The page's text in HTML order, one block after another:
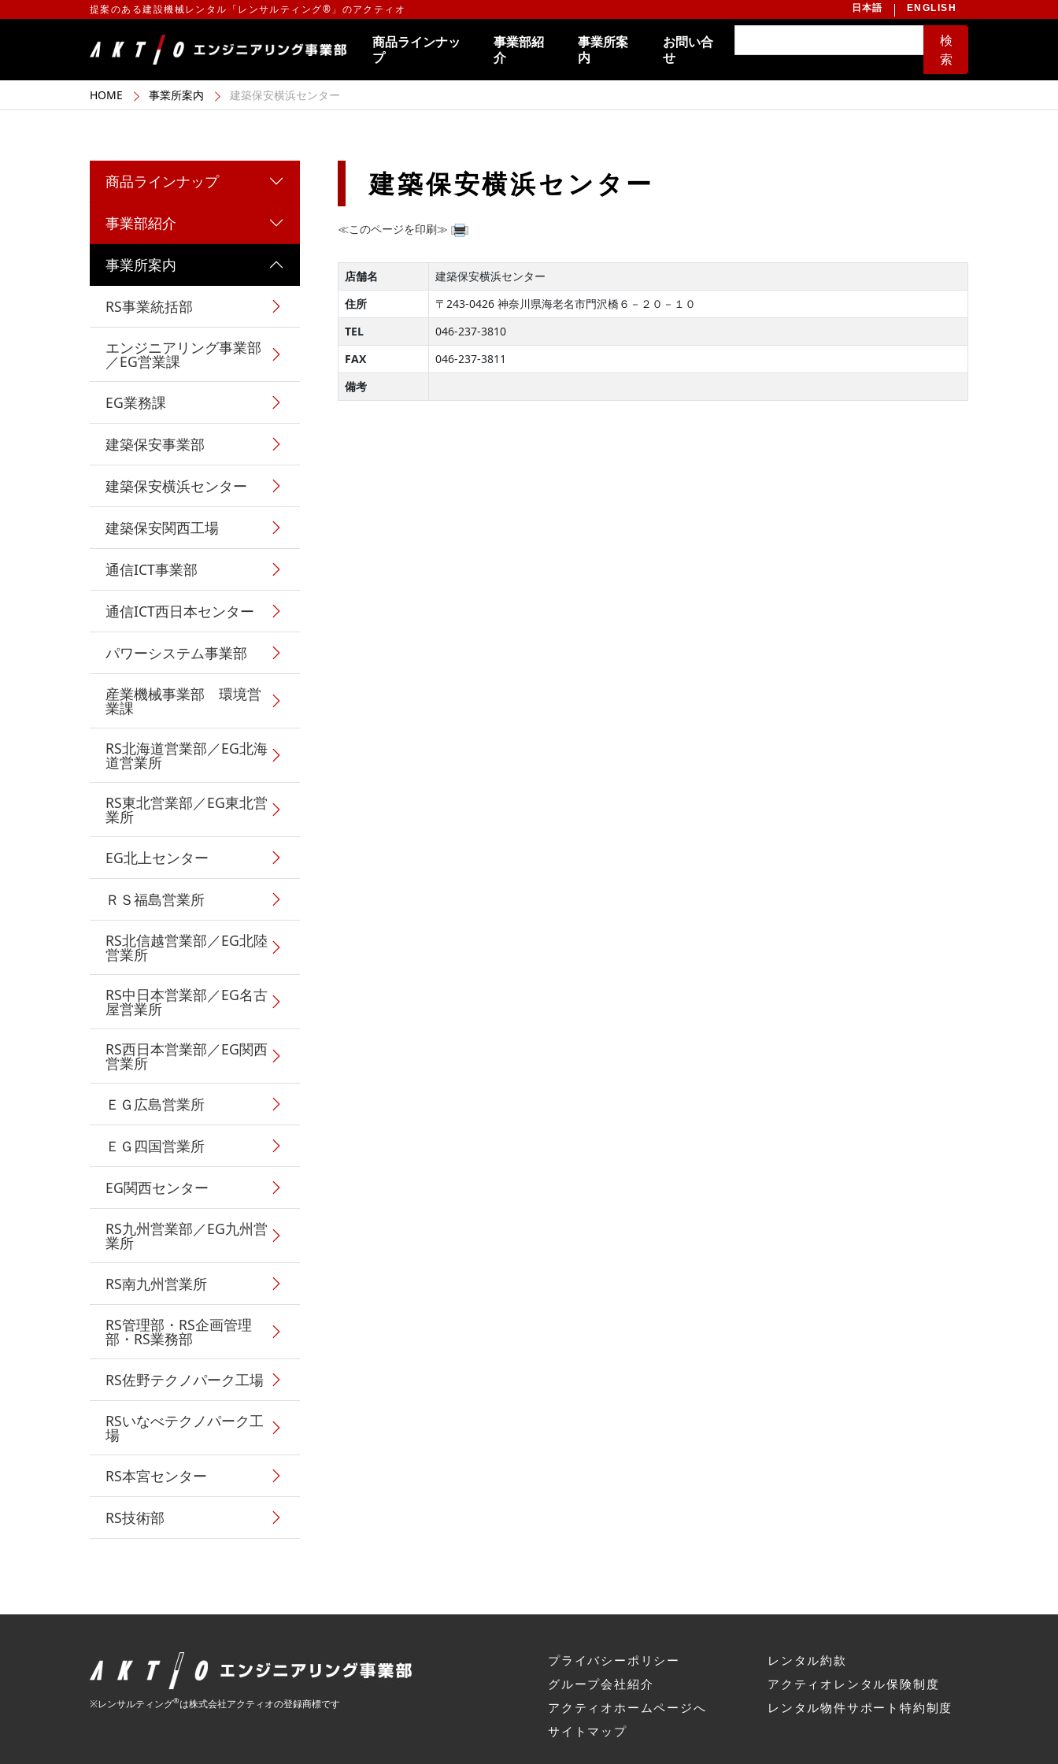
提案のある建設機械レンタル「レンサルティング®」のアクティオ 日本語 ENGLISH
商品ラインナッ
プ
事業部紹
介
事業所案
内
お問い合
せ
検
索
HOME 事業所案内 建築保安横浜センター
建築保安横浜センター
≪このページを印刷≫
店舗名
建築保安横浜センター
住所
〒243-0426 神奈川県海老名市門沢橋６－２０－１０
TEL
046-237-3810
FAX
046-237-3811
備考
商品ラインナップ
事業部紹介
事業所案内
RS事業統括部
エンジニアリング事業部
／EG営業課
EG業務課
建築保安事業部
建築保安横浜センター
建築保安関西工場
通信ICT事業部
通信ICT西日本センター
パワーシステム事業部
産業機械事業部 環境営
業課
RS北海道営業部／EG北海
道営業所
RS東北営業部／EG東北営
業所
EG北上センター
ＲＳ福島営業所
RS北信越営業部／EG北陸
営業所
RS中日本営業部／EG名古
屋営業所
RS西日本営業部／EG関西
営業所
ＥＧ広島営業所
ＥＧ四国営業所
EG関西センター
RS九州営業部／EG九州営
業所
RS南九州営業所
RS管理部・RS企画管理
部・RS業務部
RS佐野テクノパーク工場
RSいなべテクノパーク工
場
RS本宮センター
RS技術部
※レンサルティング®は株式会社アクティオの登録商標です
プライバシーポリシー
グループ会社紹介
アクティオホームページへ
サイトマップ
レンタル約款
アクティオレンタル保険制度
レンタル物件サポート特約制度